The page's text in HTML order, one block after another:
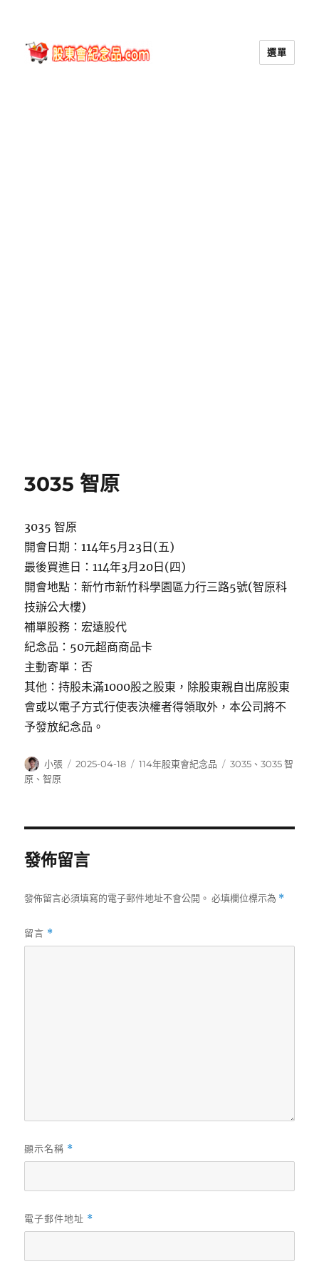
選單
3035 智原
3035 智原
開會日期：114年5月23日(五)
最後買進日：114年3月20日(四)
開會地點：新竹市新竹科學園區力行三路5號(智原科
技辦公大樓)
補單股務：宏遠股代
紀念品：50元超商商品卡
主動寄單：否
其他：持股未滿1000股之股東，除股東親自出席股東
會或以電子方式行使表決權者得領取外，本公司將不
予發放紀念品。
作
者
小張
發
2025-04-18
分
114年股東會紀念品
標
3035 、3035 智
原 、智原
發佈留言
發佈留言必須填寫的電子郵件地址不會公開。 必填欄位標示為 *
留言 *
顯示名稱 *
電子郵件地址 *